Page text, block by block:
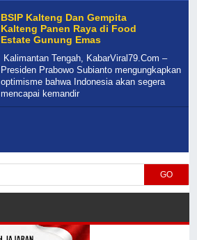
BSIP Kalteng Dan Gempita
Kalteng Panen Raya di Food
Estate Gunung Emas
Kalimantan Tengah, KabarViral79.Com –
Presiden Prabowo Subianto mengungkapkan
optimisme bahwa Indonesia akan segera
mencapai kemandir
GO